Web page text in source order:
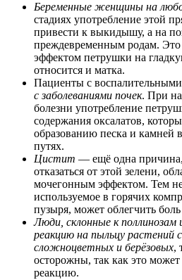
Беременные женщины на
стадиях употребление этой
привести к выкидышу, а на
преждевременным родам.
эффектом петрушки на
относится и матка.
Пациенты с
с заболеваниями почек. При
болезни употребление
содержания оксалатов,
образованию песка и камней
путях.
Цистит — ещё одна
отказаться от этой зелени,
мочегонным эффектом. Тем
используемое в горячих
пузыря, может облегчить
Люди, склонные к поллинозам
реакцию на пыльцу растений
сложноцветных и берёзовых,
осторожны, так как это
реакцию.